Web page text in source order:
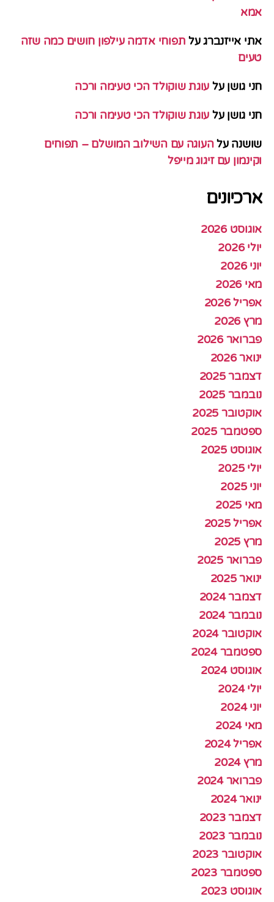
אמא
אתי אייזנברגעל תפוחי אדמה עילפון חושים כמה שזה
טעים
חני גושן על עוגת שוקולד הכי טעימה ורכה
חני גושן על עוגת שוקולד הכי טעימה ורכה
שושנה עלהעוגה עם השילוב המושלם – תפוחים
וקינמון עם זיגוג מייפל
ארכיונים
אוגוסט 2026
יולי 2026
יוני 2026
מאי 2026
אפריל 2026
מרץ 2026
פברואר 2026
ינואר 2026
דצמבר 2025
נובמבר 2025
אוקטובר 2025
ספטמבר 2025
אוגוסט 2025
יולי 2025
יוני 2025
מאי 2025
אפריל 2025
מרץ 2025
פברואר 2025
ינואר 2025
דצמבר 2024
נובמבר 2024
אוקטובר 2024
ספטמבר 2024
אוגוסט 2024
יולי 2024
יוני 2024
מאי 2024
אפריל 2024
מרץ 2024
פברואר 2024
ינואר 2024
דצמבר 2023
נובמבר 2023
אוקטובר 2023
ספטמבר 2023
אוגוסט 2023